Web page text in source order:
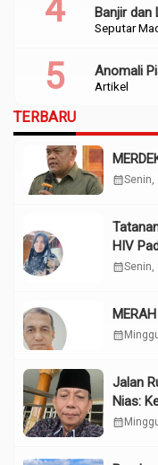
Seputar
Banjir dan
Artikel
Anomali
TERBARU
calendar_monthSenin,
HIV
calendar_monthSenin,
calendar_month
Jalan
Nias:
calendar_month